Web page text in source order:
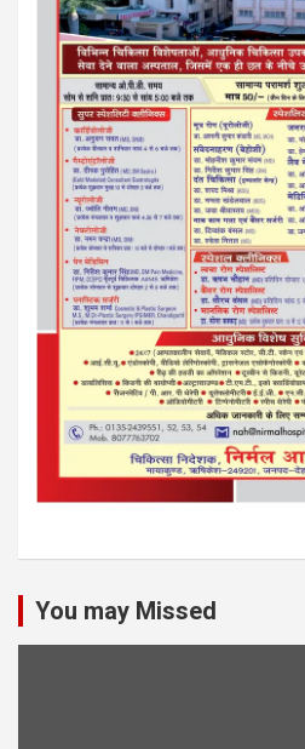
You may Missed